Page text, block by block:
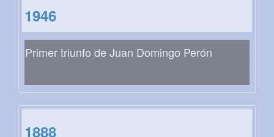
1946
Primer triunfo de Juan Domingo Perón
1888